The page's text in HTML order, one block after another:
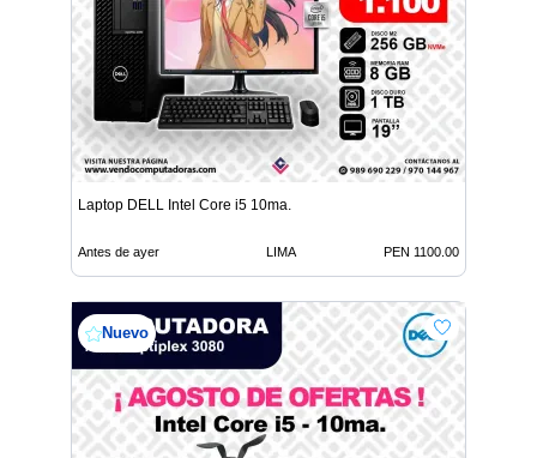
Laptop DELL Intel Core i5 10ma.
Antes de ayer LIMA PEN 1100.00
Nuevo